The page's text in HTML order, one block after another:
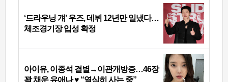
‘드라우닝 걔’ 우즈, 데뷔 12년만 일냈다…
체조경기장 입성 확정
아이유, 이종석 결별→이관개방증…46장
꽉 채운 유애나 ♥ “열심히 사는 중”